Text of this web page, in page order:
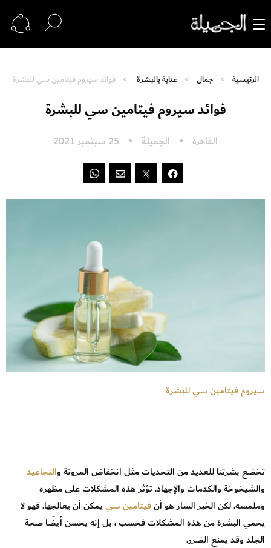
الرئيسية جمال عناية بالبشرة فوائد سيروم فيتامين سي للبشرة
فوائد سيروم فيتامين سي للبشرة
القاهرة الجميلة 25 سبتمبر 2021
سيروم فيتامين سي للبشرة
تخضع بشرتنا للعديد من التحديات مثل انخفاض المرونة والتجاعيد
والشيخوخة والكدمات والإجهاد. تؤثر هذه المشكلات على مظهره
وملمسه. لكن الخبر السار هو أنفيتامين سييمكن أن يعالجها. فهو لا
يحمي البشرة من هذه المشكلات فحسب ، بل إنه يحسن أيضًا صحة
الجلد وقد يمنع الضرر.